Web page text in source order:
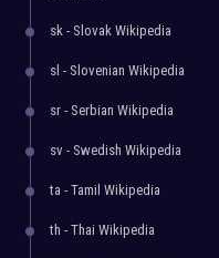
sk - Slovak Wikipedia
sl - Slovenian Wikipedia
sr - Serbian Wikipedia
sv - Swedish Wikipedia
ta - Tamil Wikipedia
th - Thai Wikipedia